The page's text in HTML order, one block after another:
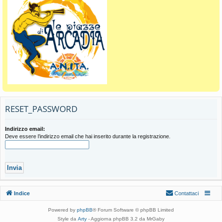
RESET_PASSWORD
Indirizzo email:
Deve essere l’indirizzo email che hai inserito durante la registrazione.
Indice Contattaci
Powered by phpBB® Forum Software © phpBB Limited
Style da Arty - Aggiorna phpBB 3.2 da MrGaby